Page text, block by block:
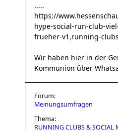
.....
https://
hype-social-run-club-
frueher-v1,running-
Wir haben hier in der
Kommunion über
Forum:
Meinungsumfragen
Thema:
RUNNING CLUBS &